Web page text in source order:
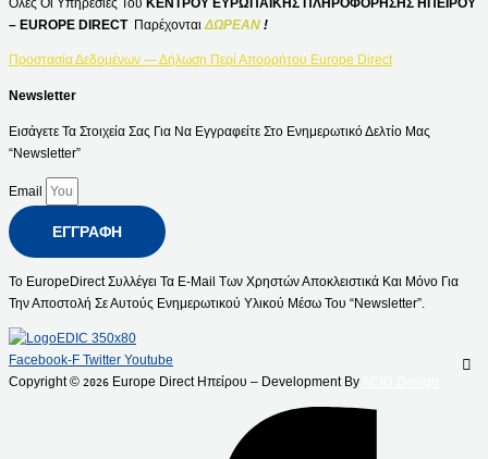
– EUROPE DIRECT Παρέχονται ΔΩΡΕΑΝ !
Προστασία Δεδομένων — Δήλωση Περί Απορρήτου Europe Direct
Newsletter
Εισάγετε Τα Στοιχεία Σας Για Να Εγγραφείτε Στο Ενημερωτικό Δελτίο Μας
“Newsletter”
Email
ΕΓΓΡΑΦΉ
Το EuropeDirect Συλλέγει Τα E-Mail Των Χρηστών Αποκλειστικά Και Μόνο Για
Την Αποστολή Σε Αυτούς Ενημερωτικού Υλικού Μέσω Του “Newsletter”.
Facebook-F Twitter Youtube
Copyright © 2026 Europe Direct Ηπείρου – Development By